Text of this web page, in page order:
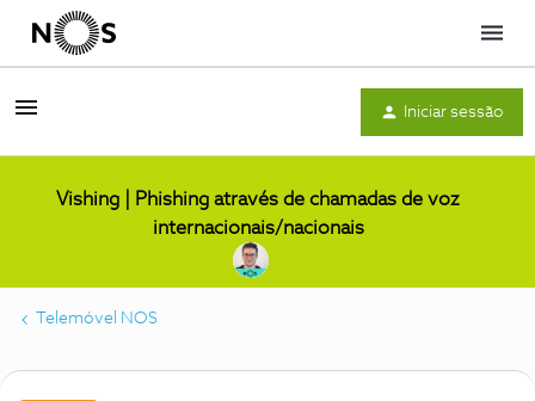
Menu
Iniciar sessão
Vishing | Phishing através de chamadas de voz
internacionais/nacionais
Telemóvel NOS